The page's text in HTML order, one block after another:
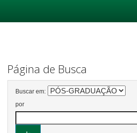
Página de Busca
Buscar em:
por